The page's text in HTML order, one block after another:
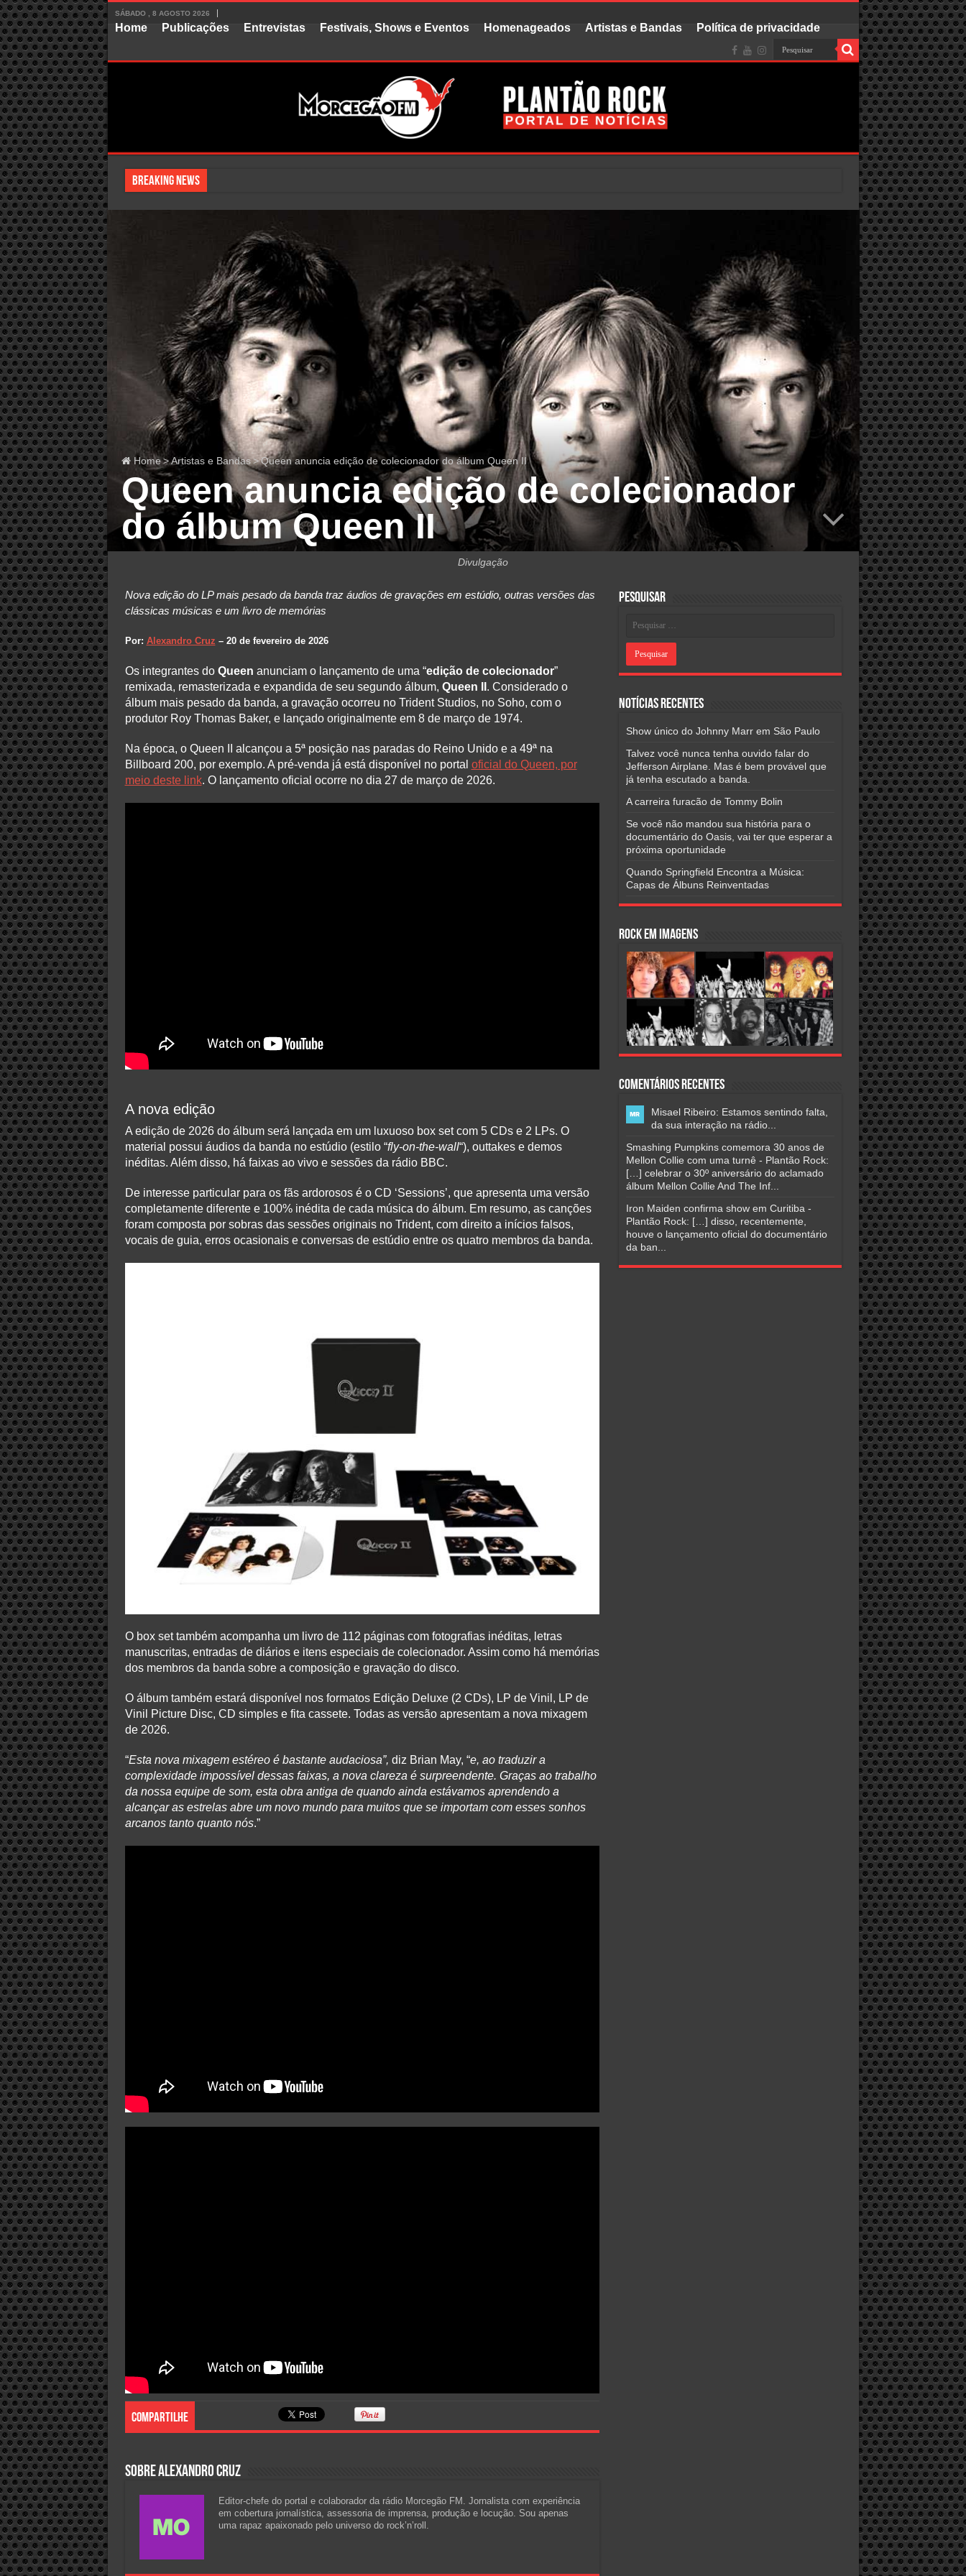
SÁBADO , 8 AGOSTO 2026
Home Publicações Entrevistas Festivais, Shows e Eventos Homenageados Artistas e Bandas Política de privacidade
Breaking News
Home>Artistas e Bandas>Queen anuncia edição de colecionador do álbum Queen II
Queen anuncia edição de colecionador
do álbum Queen II
Divulgação
Nova edição do LP mais pesado da banda traz áudios de gravações em estúdio, outras versões das
clássicas músicas e um livro de memórias
Por: Alexandro Cruz – 20 de fevereiro de 2026
Os integrantes do Queen anunciam o lançamento de uma “edição de colecionador”
remixada, remasterizada e expandida de seu segundo álbum, Queen II . Considerado o
álbum mais pesado da banda, a gravação ocorreu no Trident Studios, no Soho, com o
produtor Roy Thomas Baker, e lançado originalmente em 8 de março de 1974.
Na época, o Queen II alcançou a 5ª posição nas paradas do Reino Unido e a 49ª na
Billboard 200, por exemplo. A pré-venda já está disponível no portal oficial do Queen, por
meio deste link. O lançamento oficial ocorre no dia 27 de março de 2026.
A nova edição
A edição de 2026 do álbum será lançada em um luxuoso box set com 5 CDs e 2 LPs. O
material possui áudios da banda no estúdio (estilo “fly-on-the-wall“), outtakes e demos
inéditas. Além disso, há faixas ao vivo e sessões da rádio BBC.
De interesse particular para os fãs ardorosos é o CD ‘Sessions’, que apresenta uma versão
completamente diferente e 100% inédita de cada música do álbum. Em resumo, as canções
foram composta por sobras das sessões originais no Trident, com direito a inícios falsos,
vocais de guia, erros ocasionais e conversas de estúdio entre os quatro membros da banda.
O box set também acompanha um livro de 112 páginas com fotografias inéditas, letras
manuscritas, entradas de diários e itens especiais de colecionador. Assim como há memórias
dos membros da banda sobre a composição e gravação do disco.
O álbum também estará disponível nos formatos Edição Deluxe (2 CDs), LP de Vinil, LP de
Vinil Picture Disc, CD simples e fita cassete. Todas as versão apresentam a nova mixagem
de 2026.
“Esta nova mixagem estéreo é bastante audaciosa”, diz Brian May, “e, ao traduzir a
complexidade impossível dessas faixas, a nova clareza é surpreendente. Graças ao trabalho
da nossa equipe de som, esta obra antiga de quando ainda estávamos aprendendo a
alcançar as estrelas abre um novo mundo para muitos que se importam com esses sonhos
arcanos tanto quanto nós.”
Compartilhe
Sobre Alexandro Cruz
Editor-chefe do portal e colaborador da rádio Morcegão FM. Jornalista com experiência
em cobertura jornalística, assessoria de imprensa, produção e locução. Sou apenas
uma rapaz apaixonado pelo universo do rock’n’roll.
Pesquisar
Notícias Recentes
Show único do Johnny Marr em São Paulo
Talvez você nunca tenha ouvido falar do
Jefferson Airplane. Mas é bem provável que
já tenha escutado a banda.
A carreira furacão de Tommy Bolin
Se você não mandou sua história para o
documentário do Oasis, vai ter que esperar a
próxima oportunidade
Quando Springfield Encontra a Música:
Capas de Álbuns Reinventadas
Rock em Imagens
Comentários Recentes
Misael Ribeiro: Estamos sentindo falta,
da sua interação na rádio...
Smashing Pumpkins comemora 30 anos de
Mellon Collie com uma turnê - Plantão Rock:
[…] celebrar o 30º aniversário do aclamado
álbum Mellon Collie And The Inf...
Iron Maiden confirma show em Curitiba -
Plantão Rock: […] disso, recentemente,
houve o lançamento oficial do documentário
da ban...